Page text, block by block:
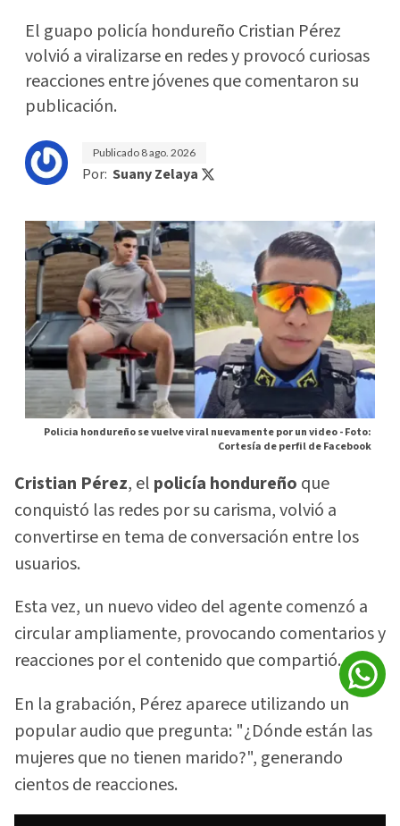
El guapo policía hondureño Cristian Pérez
volvió a viralizarse en redes y provocó curiosas
reacciones entre jóvenes que comentaron su
publicación.
Publicado 8 ago. 2026
Por: Suany Zelaya
Policia hondureño se vuelve viral nuevamente por un video -Foto:
Cortesía de perfil de Facebook
Cristian Pérez, el policía hondureño que
conquistó las redes por su carisma, volvió a
convertirse en tema de conversación entre los
usuarios.
Esta vez, un nuevo video del agente comenzó a
circular ampliamente, provocando comentarios y
reacciones por el contenido que compartió.
En la grabación, Pérez aparece utilizando un
popular audio que pregunta: "¿Dónde están las
mujeres que no tienen marido?", generando
cientos de reacciones.